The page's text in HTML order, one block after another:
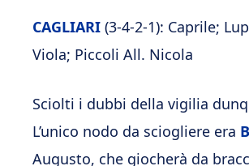
CAGLIARI (3-4-2-1): Caprile;
Viola; Piccoli All. Nicola
Sciolti i dubbi della vigilia
L’unico nodo da sciogliere era
Augusto, che giocherà da